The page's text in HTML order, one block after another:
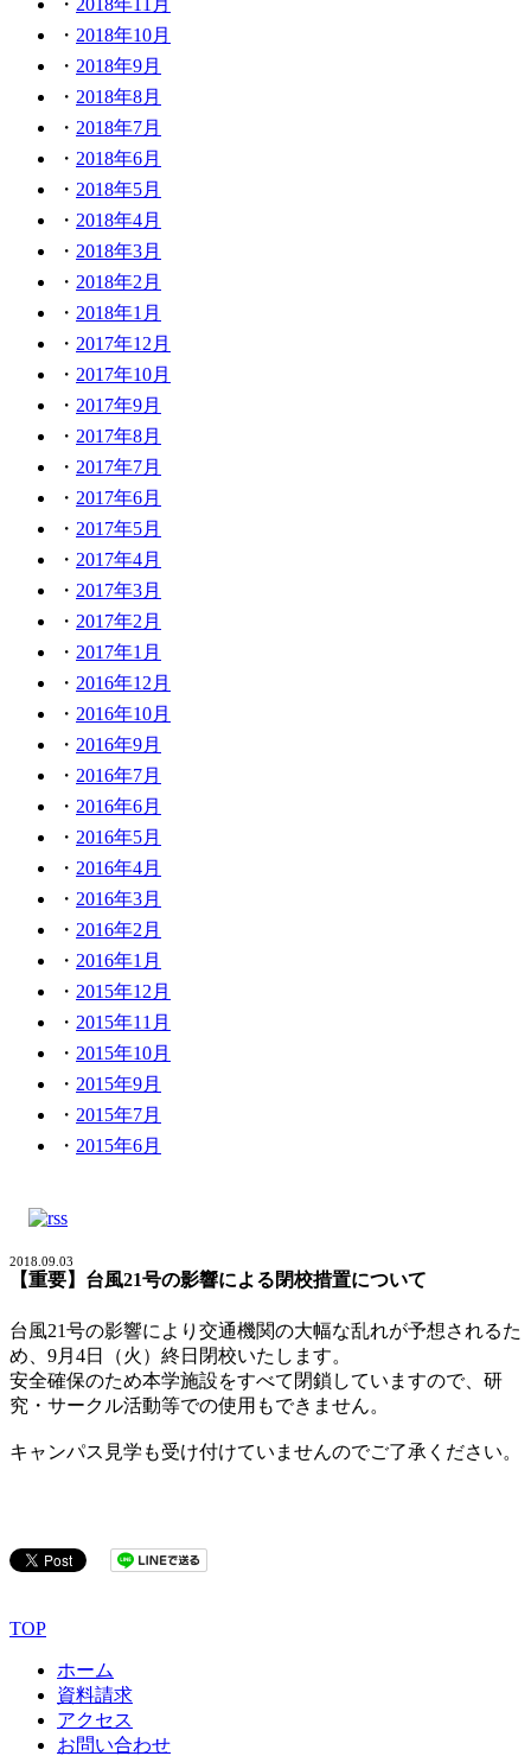
2018年11月
2018年10月
2018年9月
2018年8月
2018年7月
2018年6月
2018年5月
2018年4月
2018年3月
2018年2月
2018年1月
2017年12月
2017年10月
2017年9月
2017年8月
2017年7月
2017年6月
2017年5月
2017年4月
2017年3月
2017年2月
2017年1月
2016年12月
2016年10月
2016年9月
2016年7月
2016年6月
2016年5月
2016年4月
2016年3月
2016年2月
2016年1月
2015年12月
2015年11月
2015年10月
2015年9月
2015年7月
2015年6月
2018.09.03
【重要】台風21号の影響による閉校措置について
台風21号の影響により交通機関の大幅な乱れが予想されるた
め、9月4日（火）終日閉校いたします。
安全確保のため本学施設をすべて閉鎖していますので、研
究・サークル活動等での使用もできません。
キャンパス見学も受け付けていませんのでご了承ください。
TOP
ホーム
資料請求
アクセス
お問い合わせ